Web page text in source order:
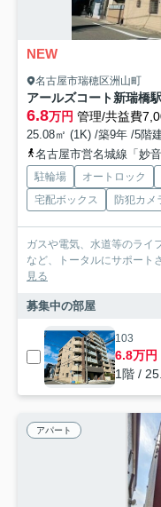
NEW
名古屋市瑞穂区洲山町
アールズコート新瑞橋
6.8万円 管理/共益費
25.08㎡ (1K) /築9年 /5階
名古屋市営名城線「妙
駐輪場 オートロック
宅配ボックス
防犯カメ
ガスや電気、水道等のライ
など、トータルにサポート
見る
募集中の部屋
103
6.8万円
1階 /
アパート